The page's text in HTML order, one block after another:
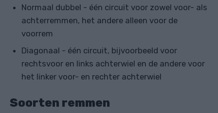
Normaal dubbel - één circuit voor zowel voor- als
achterremmen, het andere alleen voor de
voorrem
Diagonaal - één circuit, bijvoorbeeld voor
rechtsvoor en links achterwiel en de andere voor
het linker voor- en rechter achterwiel
Soorten remmen